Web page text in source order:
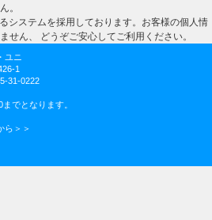
。
システムを採用しております。お客様の個人情
せん、 どうぞご安心してご利用ください。
ユニ
1
31-0222
でとなります。
ら＞＞